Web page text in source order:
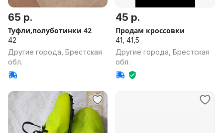
65 р.
Туфли,полуботинки 42
42
Другие города, Брестская
обл.
45 р.
Продам кроссовки
41, 41,5
Другие города, Брестская
обл.